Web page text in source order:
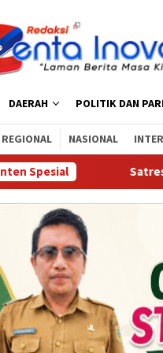
DAERAH POLITIK DAN
NASIONAL
Spesial
Satresnarkoba Polres